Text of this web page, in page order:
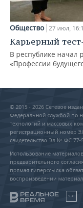
Общество 27 июл,
Карьерный
В республике
«Профессии
© 2015 - 2026 Сетевое
Федеральной службой по
технологий и массовых
регистрационный номер
свидетельство Эл № ФС 77-
Использование
предварительного
прямая гиперссылка
воспроизведении
18+